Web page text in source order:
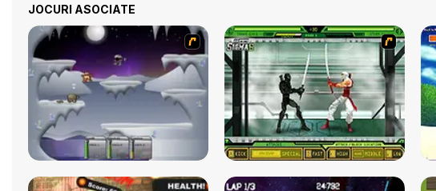
JOCURI ASOCIATE